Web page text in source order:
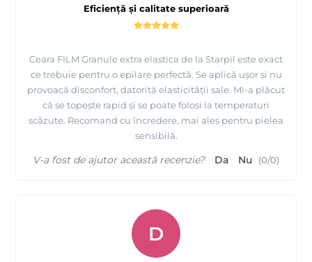
Eficiență și calitate superioară
Ceara FILM Granule extra elastica de la Starpil este exact
ce trebuie pentru o epilare perfectă. Se aplică ușor și nu
provoacă disconfort, datorită elasticității sale. Mi-a plăcut
că se topește rapid și se poate folosi la temperaturi
scăzute. Recomand cu încredere, mai ales pentru pielea
sensibilă.
V-a fost de ajutor această recenzie? Da Nu (0/0)
D